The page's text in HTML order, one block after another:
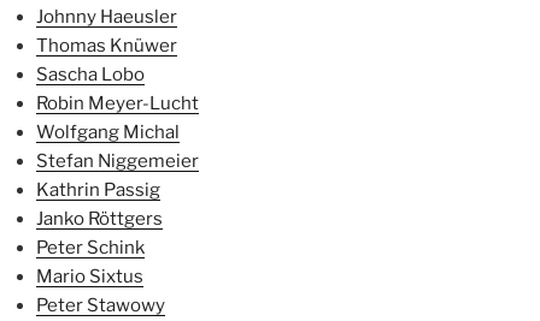
Johnny Haeusler
Thomas Knüwer
Sascha Lobo
Robin Meyer-Lucht
Wolfgang Michal
Stefan Niggemeier
Kathrin Passig
Janko Röttgers
Peter Schink
Mario Sixtus
Peter Stawowy